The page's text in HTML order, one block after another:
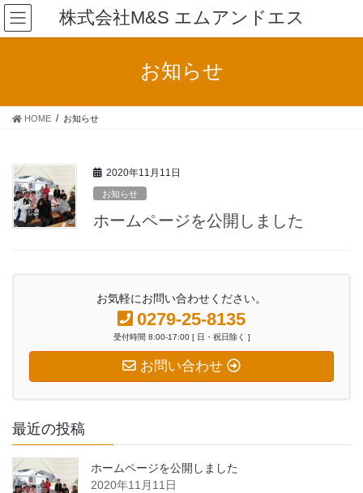
コ
ン
テ
ス
ナ
ビ
ゲ
ン
株式会社M&S エムアンドエス
お知らせ
HOME お知らせ
2020年11月11日
お知らせ
ホームページを公開しました
お気軽にお問い合わせください。
0279-25-8135
受付時間 8:00-17:00 [ 日・祝日除く ]
お問い合わせ
最近の投稿
ホームページを公開しました
2020年11月11日